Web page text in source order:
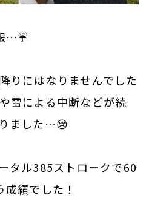
…☔
りにはなりませんでした
雷による中断などが続
ました…😢
タル385ストロークで60
績でした！